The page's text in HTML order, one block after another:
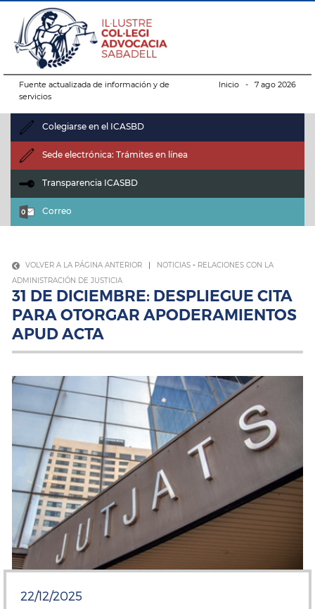
Fuente actualizada de información y de
servicios
Inicio- 7 ago 2026
Colegiarse en el ICASBD
Sede electrónica: Trámites en línea
Transparencia ICASBD
Correo
VOLVER A LA PÁGINA ANTERIOR | NOTICIAS - RELACIONES CON LA
ADMINISTRACIÓN DE JUSTICIA
31 DE DICIEMBRE: DESPLIEGUE CITA
PARA OTORGAR APODERAMIENTOS
APUD ACTA
22/12/2025